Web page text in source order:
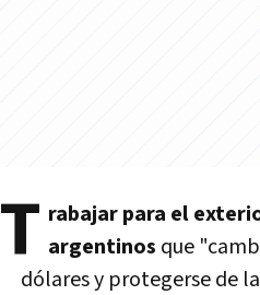
T rabajar para el
argentinos que
dólares y protegerse de